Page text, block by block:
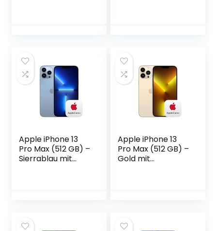
Apple iPhone 13
Pro Max (512 GB) –
Sierrablau mit
Apple iPhone 13
Pro Max (512 GB) –
Gold mit